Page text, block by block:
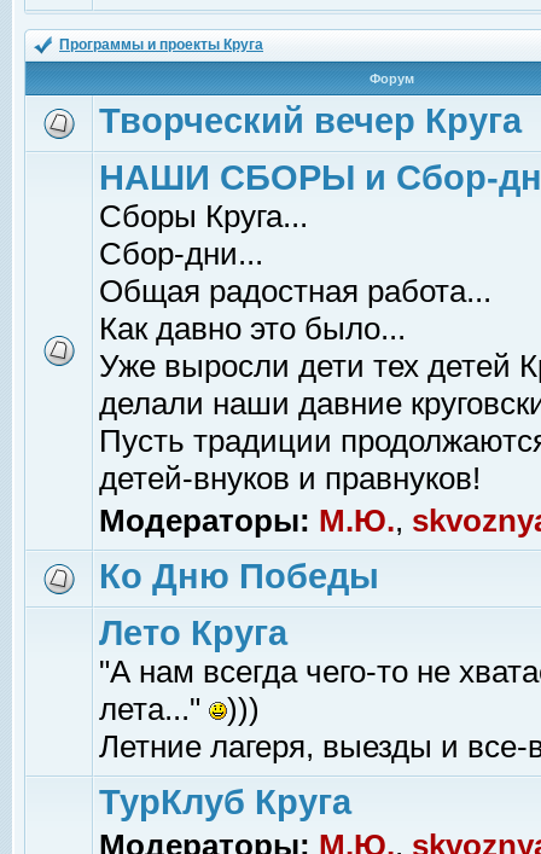
Программы и проекты Круга
Форум
Творческий вечер Круга
НАШИ СБОРЫ и Сбор-
Сборы Круга...
Сбор-дни...
Общая радостная работа...
Как давно это было...
Уже выросли дети тех детей
делали наши давние
Пусть традиции
детей-внуков и правнуков!
Модераторы: М.Ю.,
Ко Дню Победы
Лето Круга
"А нам всегда чего-то не
лета..."
)))
Летние лагеря, выезды и все-
ТурКлуб Круга
Модераторы: М.Ю.,